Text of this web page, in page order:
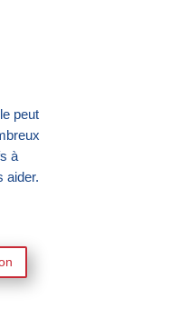
peut
à
aider.